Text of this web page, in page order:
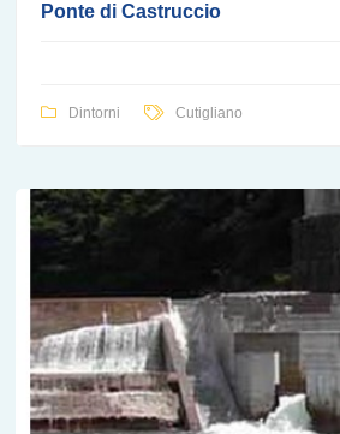
Ponte di Castruccio
Dintorni Cutigliano